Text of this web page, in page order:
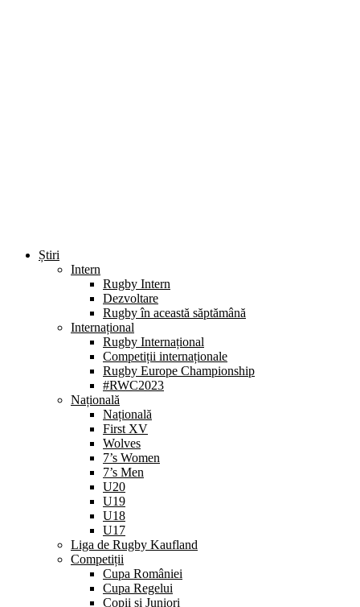
Știri
Intern
Rugby Intern
Dezvoltare
Rugby în această săptămână
Internațional
Rugby Internațional
Competiții internaționale
Rugby Europe Championship
#RWC2023
Națională
Națională
First XV
Wolves
7’s Women
7’s Men
U20
U19
U18
U17
Liga de Rugby Kaufland
Competiții
Cupa României
Cupa Regelui
Copii si Juniori